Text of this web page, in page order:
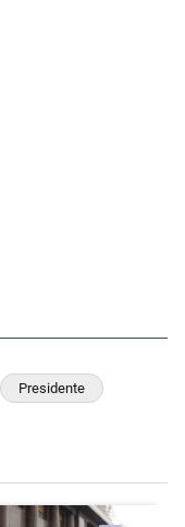
Presidente
inconsistencias de
de tendencia con